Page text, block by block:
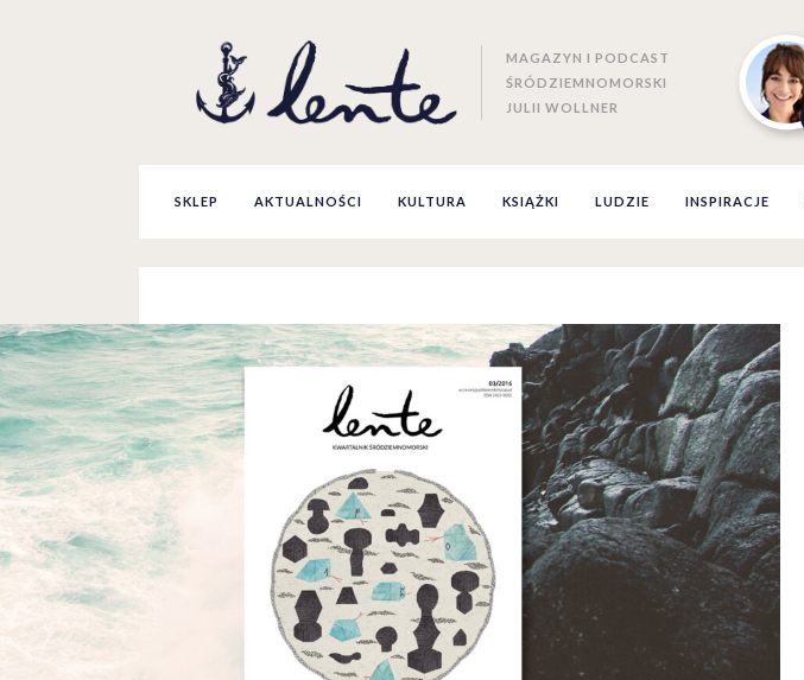
MAGAZYN I PODCAST
ŚRÓDZIEMNOMORSKI
JULII WOLLNER
SKLEP AKTUALNOŚCI KULTURA KSIĄŻKI LUDZIE INSPIRACJE